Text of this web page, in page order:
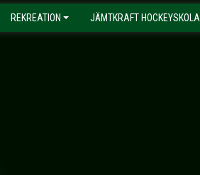
REKREATION JÄMTKRAFT HOCKEYSKOLA